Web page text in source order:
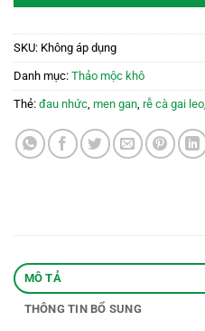
SKU: Không áp dụng
Danh mục: Thảo mộc khô
Thẻ: đau nhức men gan rễ cà gai leo
MÔ TẢ
THÔNG TIN BỔ SUNG